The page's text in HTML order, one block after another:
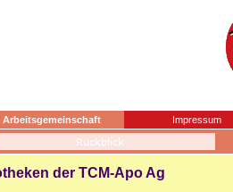
Arbeitsgemeinschaft
Impressum
der TCM-Apo Ag